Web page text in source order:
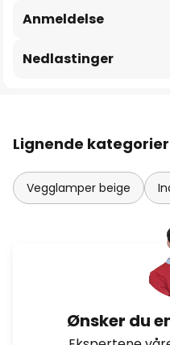
Anmeldelse
Nedlastinger
Lignende kategorier
Vegglamper beige
Ønsker du